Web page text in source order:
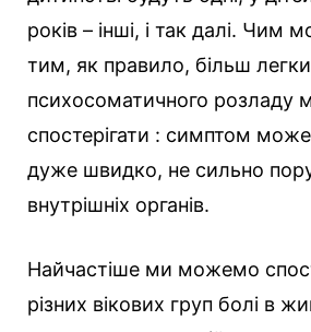
років – інші, і так далі. Чим
тим, як правило, більш
психосоматичного розладу
спостерігати : симптом може
дуже швидко, не сильно
внутрішніх органів.
Найчастіше ми можемо
різних вікових груп болі в